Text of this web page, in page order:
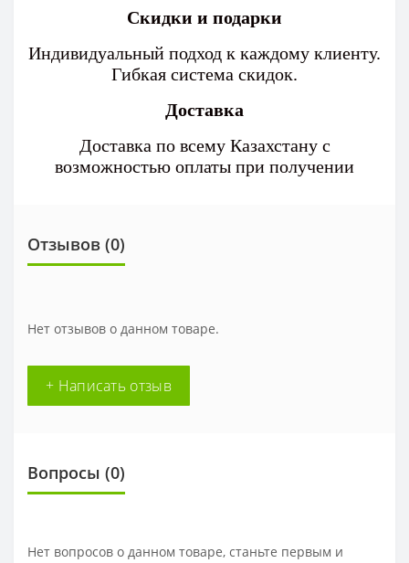
Скидки и подарки
Индивидуальный подход к каждому клиенту.
Гибкая система скидок.
Доставка
Доставка по всему Казахстану с
возможностью оплаты при получении
Отзывов (0)
Нет отзывов о данном товаре.
+ Написать отзыв
Вопросы (0)
Нет вопросов о данном товаре, станьте первым и